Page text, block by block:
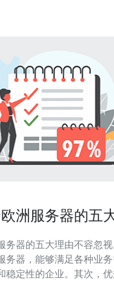
洲服务器的五
务器的五大理由不容忽
务器，能够满足各种业
稳定性的企业。其次，